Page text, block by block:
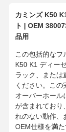
カミンズ K50
ト | OEM
品用
この包括的な
K50 K1 ディー
ラック、または
ください。こ
オーバーホール
が含まれており
れのない動作、
OEM仕様を満